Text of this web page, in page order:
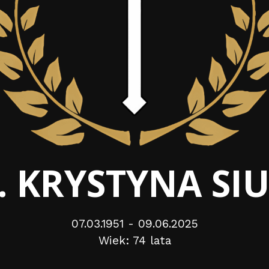
KRYSTYNA
07.03.1951 - 09.06.2025
Wiek: 74 lata